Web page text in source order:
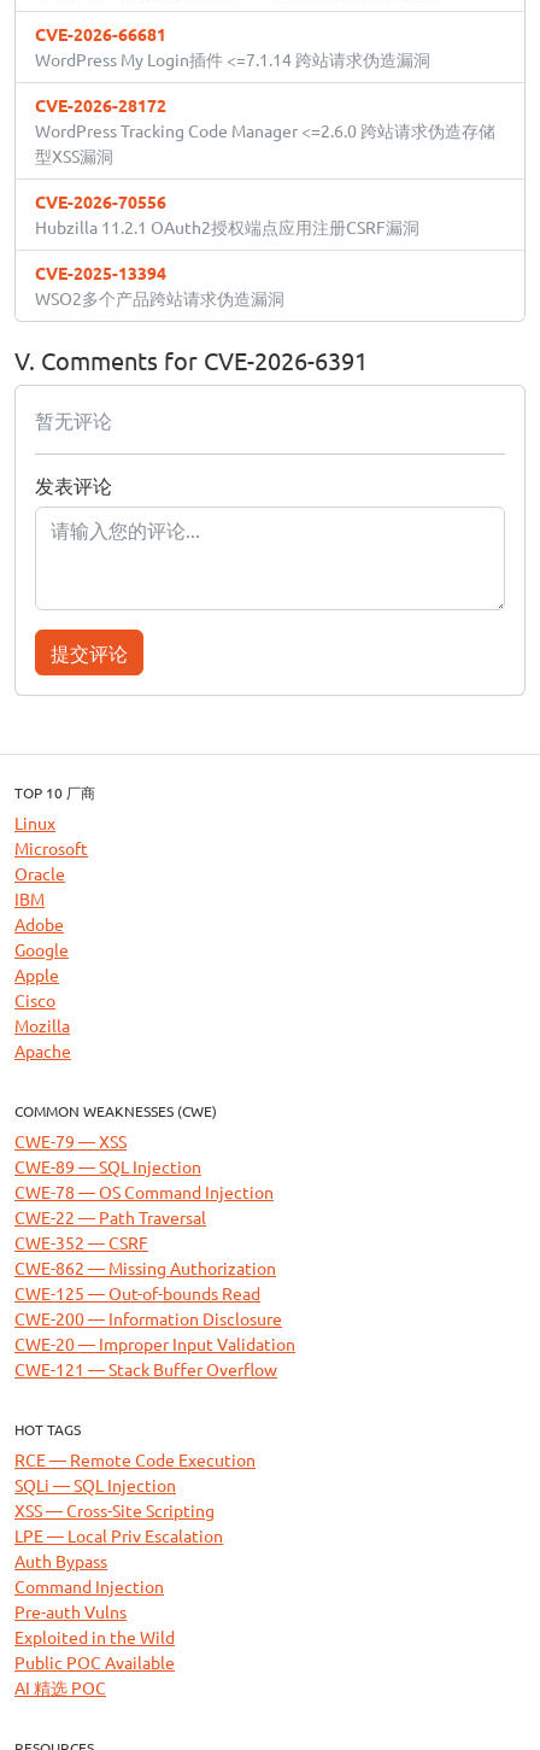
CVE-2026-66681
WordPress My Login插件 <=7.1.14 跨站请求伪造漏洞
CVE-2026-28172
WordPress Tracking Code Manager <=2.6.0 跨站请求伪造存储
型XSS漏洞
CVE-2026-70556
Hubzilla 11.2.1 OAuth2授权端点应用注册CSRF漏洞
CVE-2025-13394
WSO2多个产品跨站请求伪造漏洞
V. Comments for CVE-2026-6391
暂无评论
发表评论
提交评论
TOP 10 厂商
Linux
Microsoft
Oracle
IBM
Adobe
Google
Apple
Cisco
Mozilla
Apache
COMMON WEAKNESSES (CWE)
CWE-79 — XSS
CWE-89 — SQL Injection
CWE-78 — OS Command Injection
CWE-22 — Path Traversal
CWE-352 — CSRF
CWE-862 — Missing Authorization
CWE-125 — Out-of-bounds Read
CWE-200 — Information Disclosure
CWE-20 — Improper Input Validation
CWE-121 — Stack Buffer Overflow
HOT TAGS
RCE — Remote Code Execution
SQLi — SQL Injection
XSS — Cross-Site Scripting
LPE — Local Priv Escalation
Auth Bypass
Command Injection
Pre-auth Vulns
Exploited in the Wild
Public POC Available
AI 精选 POC